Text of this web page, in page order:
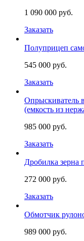
1 090 000 руб.
Заказать
Полуприцеп
545 000 руб.
Заказать
Опрыскиватель
(емкость из
985 000 руб.
Заказать
Дробилка зерна
272 000 руб.
Заказать
Обмотчик
989 000 руб.